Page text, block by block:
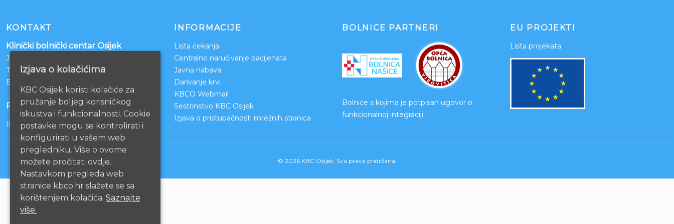
KONTAKT
Klinički bolnički centar Osijek
Josipa Huttlera 4
Tel:
031/511-511
Email:
POSLOVNI RAČUNI
IBAN: HR1210010051863000160
INFORMACIJE
Lista čekanja
Centralno naručivanje pacijenata
Javna nabava
Darivanje krvi
KBCO Webmail
Sestrinstvo KBC Osijek
Izjava o pristupačnosti mrežnih stranica
BOLNICE PARTNERI
Bolnice s kojima je potpisan ugovor o
funkcionalnoj integraciji
EU PROJEKTI
Lista projekata
© 2026 KBC Osijek. Sva prava pridržana.
Izjava o kolačićima
KBC Osijek koristi kolačiće za
pružanje boljeg korisničkog
iskustva i funkcionalnosti. Cookie
postavke mogu se kontrolirati i
konfigurirati u vašem web
pregledniku. Više o ovome
možete pročitati ovdje.
Nastavkom pregleda web
stranice kbco.hr slažete se sa
korištenjem kolačića. Saznajte
više.